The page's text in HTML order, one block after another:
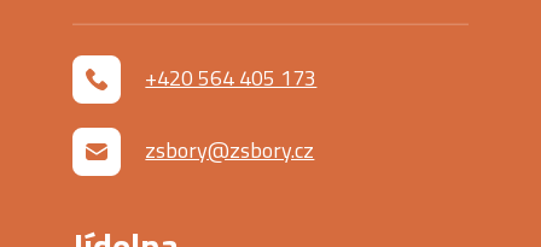
+420 564 405 173
zsbory@zsbory.cz